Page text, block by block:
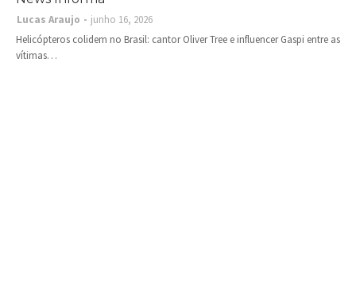
Lucas Araujo
junho 16, 2026
Helicópteros colidem no Brasil: cantor Oliver Tree e influencer Gaspi entre as
vítimas…